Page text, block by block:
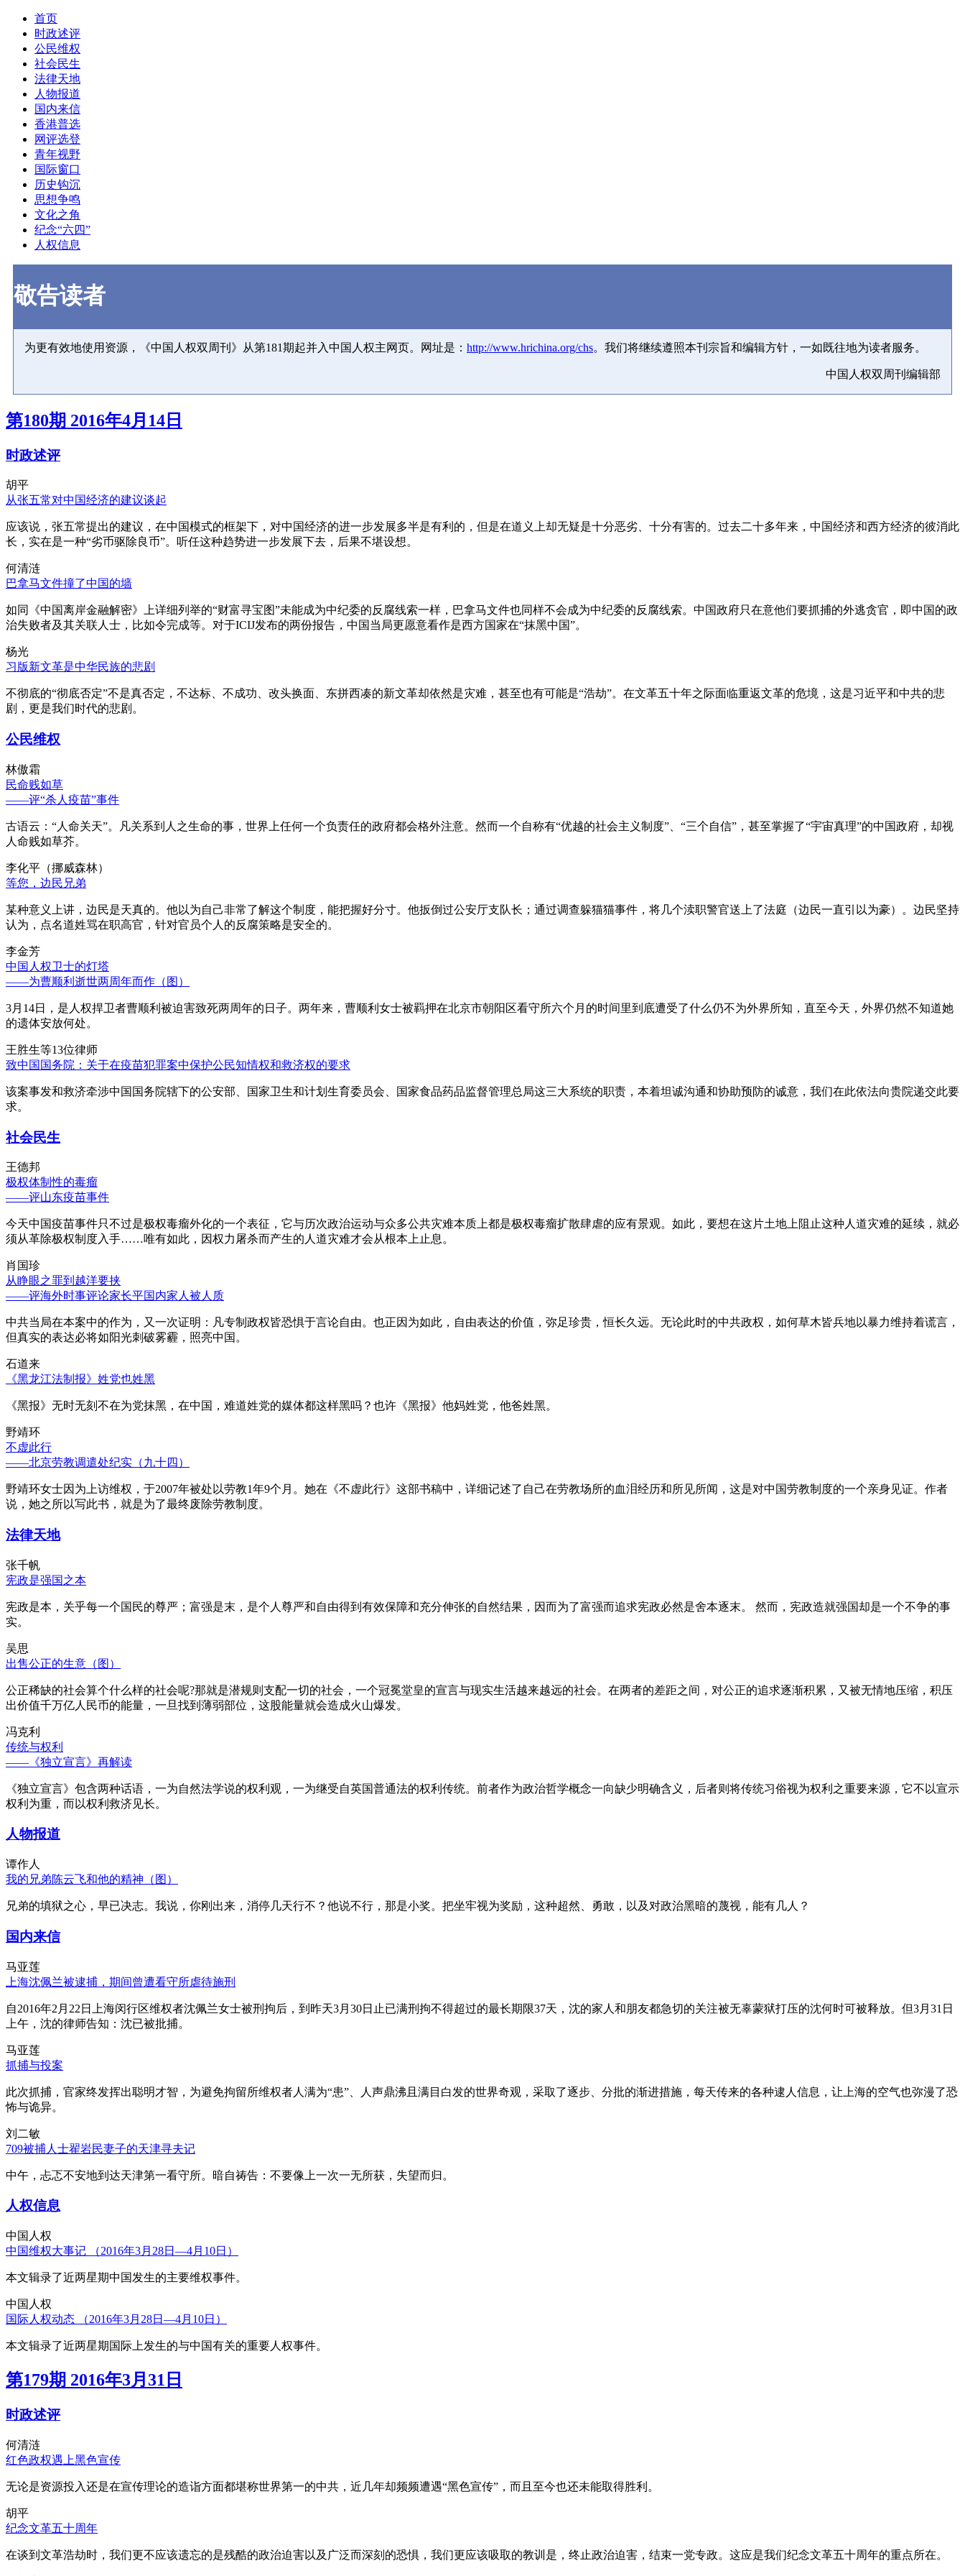
首页
时政述评
公民维权
社会民生
法律天地
人物报道
国内来信
香港普选
网评选登
青年视野
国际窗口
历史钩沉
思想争鸣
文化之角
纪念“六四”
人权信息
敬告读者
为更有效地使用资源，《中国人权双周刊》从第181期起并入中国人权主网页。网址是： http://www.hrichina.org/chs。我们将继续遵照本刊宗旨和编辑方针，一如既往地为读者服务。
中国人权双周刊编辑部
第180期 2016年4月14日
时政述评
胡平
从张五常对中国经济的建议谈起
应该说，张五常提出的建议，在中国模式的框架下，对中国经济的进一步发展多半是有利的，但是在道义上却无疑是十分恶劣、十分有害的。过去二十多年来，中国经济和西方经济的彼消此
长，实在是一种“劣币驱除良币”。听任这种趋势进一步发展下去，后果不堪设想。
何清涟
巴拿马文件撞了中国的墙
如同《中国离岸金融解密》上详细列举的“财富寻宝图”未能成为中纪委的反腐线索一样，巴拿马文件也同样不会成为中纪委的反腐线索。中国政府只在意他们要抓捕的外逃贪官，即中国的政
治失败者及其关联人士，比如令完成等。对于ICIJ发布的两份报告，中国当局更愿意看作是西方国家在“抹黑中国”。
杨光
习版新文革是中华民族的悲剧
不彻底的“彻底否定”不是真否定，不达标、不成功、改头换面、东拼西凑的新文革却依然是灾难，甚至也有可能是“浩劫”。在文革五十年之际面临重返文革的危境，这是习近平和中共的悲
剧，更是我们时代的悲剧。
公民维权
林傲霜
民命贱如草
——评“杀人疫苗”事件
古语云：“人命关天”。凡关系到人之生命的事，世界上任何一个负责任的政府都会格外注意。然而一个自称有“优越的社会主义制度”、“三个自信”，甚至掌握了“宇宙真理”的中国政府，却视
人命贱如草芥。
李化平（挪威森林）
等您，边民兄弟
某种意义上讲，边民是天真的。他以为自己非常了解这个制度，能把握好分寸。他扳倒过公安厅支队长；通过调查躲猫猫事件，将几个渎职警官送上了法庭（边民一直引以为豪）。边民坚持
认为，点名道姓骂在职高官，针对官员个人的反腐策略是安全的。
李金芳
中国人权卫士的灯塔
——为曹顺利逝世两周年而作（图）
3月14日，是人权捍卫者曹顺利被迫害致死两周年的日子。两年来，曹顺利女士被羁押在北京市朝阳区看守所六个月的时间里到底遭受了什么仍不为外界所知，直至今天，外界仍然不知道她
的遗体安放何处。
王胜生等13位律师
致中国国务院：关于在疫苗犯罪案中保护公民知情权和救济权的要求
该案事发和救济牵涉中国国务院辖下的公安部、国家卫生和计划生育委员会、国家食品药品监督管理总局这三大系统的职责，本着坦诚沟通和协助预防的诚意，我们在此依法向贵院递交此要
求。
社会民生
王德邦
极权体制性的毒瘤
——评山东疫苗事件
今天中国疫苗事件只不过是极权毒瘤外化的一个表征，它与历次政治运动与众多公共灾难本质上都是极权毒瘤扩散肆虐的应有景观。如此，要想在这片土地上阻止这种人道灾难的延续，就必
须从革除极权制度入手……唯有如此，因权力屠杀而产生的人道灾难才会从根本上止息。
肖国珍
从睁眼之罪到越洋要挟
——评海外时事评论家长平国内家人被人质
中共当局在本案中的作为，又一次证明：凡专制政权皆恐惧于言论自由。也正因为如此，自由表达的价值，弥足珍贵，恒长久远。无论此时的中共政权，如何草木皆兵地以暴力维持着谎言，
但真实的表达必将如阳光刺破雾霾，照亮中国。
石道来
《黑龙江法制报》姓党也姓黑
《黑报》无时无刻不在为党抹黑，在中国，难道姓党的媒体都这样黑吗？也许《黑报》他妈姓党，他爸姓黑。
野靖环
不虚此行
——北京劳教调遣处纪实（九十四）
野靖环女士因为上访维权，于2007年被处以劳教1年9个月。她在《不虚此行》这部书稿中，详细记述了自己在劳教场所的血泪经历和所见所闻，这是对中国劳教制度的一个亲身见证。作者
说，她之所以写此书，就是为了最终废除劳教制度。
法律天地
张千帆
宪政是强国之本
宪政是本，关乎每一个国民的尊严；富强是末，是个人尊严和自由得到有效保障和充分伸张的自然结果，因而为了富强而追求宪政必然是舍本逐末。 然而，宪政造就强国却是一个不争的事
实。
吴思
出售公正的生意（图）
公正稀缺的社会算个什么样的社会呢?那就是潜规则支配一切的社会，一个冠冕堂皇的宣言与现实生活越来越远的社会。在两者的差距之间，对公正的追求逐渐积累，又被无情地压缩，积压
出价值千万亿人民币的能量，一旦找到薄弱部位，这股能量就会造成火山爆发。
冯克利
传统与权利
——《独立宣言》再解读
《独立宣言》包含两种话语，一为自然法学说的权利观，一为继受自英国普通法的权利传统。前者作为政治哲学概念一向缺少明确含义，后者则将传统习俗视为权利之重要来源，它不以宣示
权利为重，而以权利救济见长。
人物报道
谭作人
我的兄弟陈云飞和他的精神（图）
兄弟的填狱之心，早已决志。我说，你刚出来，消停几天行不？他说不行，那是小奖。把坐牢视为奖励，这种超然、勇敢，以及对政治黑暗的蔑视，能有几人？
国内来信
马亚莲
上海沈佩兰被逮捕，期间曾遭看守所虐待施刑
自2016年2月22日上海闵行区维权者沈佩兰女士被刑拘后，到昨天3月30日止已满刑拘不得超过的最长期限37天，沈的家人和朋友都急切的关注被无辜蒙狱打压的沈何时可被释放。但3月31日
上午，沈的律师告知：沈已被批捕。
马亚莲
抓捕与投案
此次抓捕，官家终发挥出聪明才智，为避免拘留所维权者人满为“患”、人声鼎沸且满目白发的世界奇观，采取了逐步、分批的渐进措施，每天传来的各种逮人信息，让上海的空气也弥漫了恐
怖与诡异。
刘二敏
709被捕人士翟岩民妻子的天津寻夫记
中午，忐忑不安地到达天津第一看守所。暗自祷告：不要像上一次一无所获，失望而归。
人权信息
中国人权
中国维权大事记 （2016年3月28日—4月10日）
本文辑录了近两星期中国发生的主要维权事件。
中国人权
国际人权动态 （2016年3月28日—4月10日）
本文辑录了近两星期国际上发生的与中国有关的重要人权事件。
第179期 2016年3月31日
时政述评
何清涟
红色政权遇上黑色宣传
无论是资源投入还是在宣传理论的造诣方面都堪称世界第一的中共，近几年却频频遭遇“黑色宣传”，而且至今也还未能取得胜利。
胡平
纪念文革五十周年
在谈到文革浩劫时，我们更不应该遗忘的是残酷的政治迫害以及广泛而深刻的恐惧，我们更应该吸取的教训是，终止政治迫害，结束一党专政。这应是我们纪念文革五十周年的重点所在。